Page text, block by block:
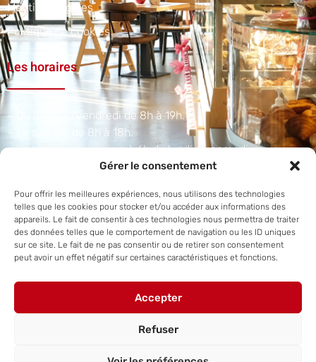
Gérer le consentement
Pour offrir les meilleures expériences, nous utilisons des technologies
telles que les cookies pour stocker et/ou accéder aux informations des
appareils. Le fait de consentir à ces technologies nous permettra de traiter
des données telles que le comportement de navigation ou les ID uniques
sur ce site. Le fait de ne pas consentir ou de retirer son consentement
peut avoir un effet négatif sur certaines caractéristiques et fonctions.
Accepter
Refuser
Mentions légales
Politique de cookies
Les horaires
– Du lundi au vendredi de 8h à 19h.
– Le samedi de 8h à 18h.
– La boulangerie ouvre à 6h du lundi au samedi.​
Adresse et téléphone
1 A Rue du Scharrach, 67310 Traenheim
+33 3 88 50 38 07
Site internet réalisé parSteve Hornecker.